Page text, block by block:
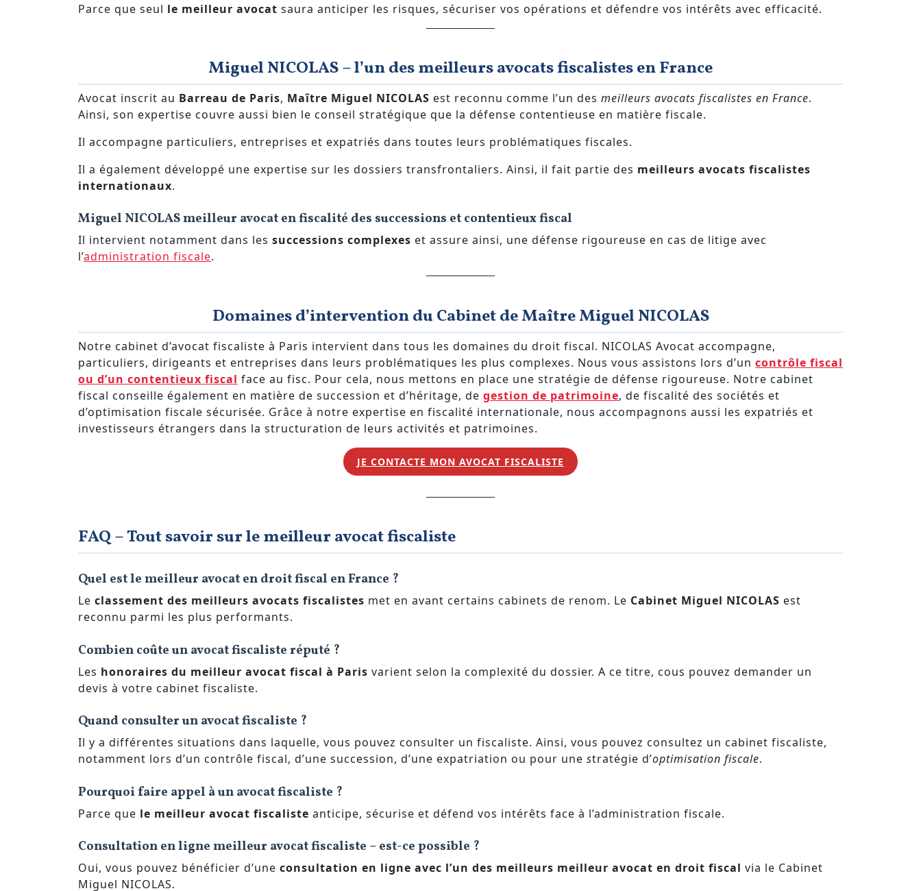
Parce que seul le meilleur avocat saura anticiper les risques, sécuriser vos opérations et défendre vos intérêts avec efficacité.
Miguel NICOLAS – l’un des meilleurs avocats fiscalistes en France
Avocat inscrit au Barreau de Paris, Maître Miguel NICOLAS est reconnu comme l’un des meilleurs avocats fiscalistes en France.
Ainsi, son expertise couvre aussi bien le conseil stratégique que la défense contentieuse en matière fiscale.
Il accompagne particuliers, entreprises et expatriés dans toutes leurs problématiques fiscales.
Il a également développé une expertise sur les dossiers transfrontaliers. Ainsi, il fait partie des meilleurs avocats fiscalistes
internationaux.
Miguel NICOLAS meilleur avocat en fiscalité des successions et contentieux fiscal
Il intervient notamment dans les successions complexes et assure ainsi, une défense rigoureuse en cas de litige avec
l’administration fiscale.
Domaines d’intervention du Cabinet de Maître Miguel NICOLAS
Notre cabinet d’avocat fiscaliste à Paris intervient dans tous les domaines du droit fiscal. NICOLAS Avocat accompagne,
particuliers, dirigeants et entreprises dans leurs problématiques les plus complexes. Nous vous assistons lors d’un contrôle fiscal
ou d’un contentieux fiscal face au fisc. Pour cela, nous mettons en place une stratégie de défense rigoureuse. Notre cabinet
fiscal conseille également en matière de succession et d’héritage, de gestion de patrimoine, de fiscalité des sociétés et
d’optimisation fiscale sécurisée. Grâce à notre expertise en fiscalité internationale, nous accompagnons aussi les expatriés et
investisseurs étrangers dans la structuration de leurs activités et patrimoines.
JE CONTACTE MON AVOCAT FISCALISTE
FAQ – Tout savoir sur le meilleur avocat fiscaliste
Quel est le meilleur avocat en droit fiscal en France ?
Le classement des meilleurs avocats fiscalistes met en avant certains cabinets de renom. Le Cabinet Miguel NICOLAS est
reconnu parmi les plus performants.
Combien coûte un avocat fiscaliste réputé ?
Les honoraires du meilleur avocat fiscal à Paris varient selon la complexité du dossier. A ce titre, cous pouvez demander un
devis à votre cabinet fiscaliste.
Quand consulter un avocat fiscaliste ?
Il y a différentes situations dans laquelle, vous pouvez consulter un fiscaliste. Ainsi, vous pouvez consultez un cabinet fiscaliste,
notamment lors d’un contrôle fiscal, d’une succession, d’une expatriation ou pour une stratégie d’optimisation fiscale.
Pourquoi faire appel à un avocat fiscaliste ?
Parce que le meilleur avocat fiscaliste anticipe, sécurise et défend vos intérêts face à l’administration fiscale.
Consultation en ligne meilleur avocat fiscaliste – est-ce possible ?
Oui, vous pouvez bénéficier d’une consultation en ligne avec l’un des meilleurs meilleur avocat en droit fiscal via le Cabinet
Miguel NICOLAS.